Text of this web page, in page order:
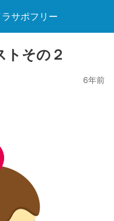
サポフリー
トその２
6年前